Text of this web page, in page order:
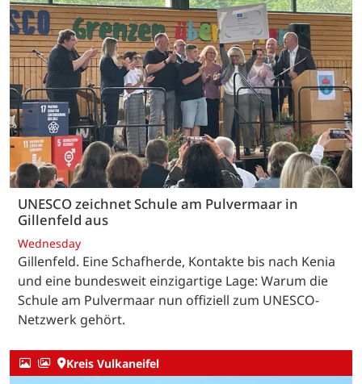
UNESCO zeichnet Schule am Pulvermaar in
Gillenfeld aus
Wednesday
Gillenfeld. Eine Schafherde, Kontakte bis nach Kenia
und eine bundesweit einzigartige Lage: Warum die
Schule am Pulvermaar nun offiziell zum UNESCO-
Netzwerk gehört.
Kreis Vulkaneifel